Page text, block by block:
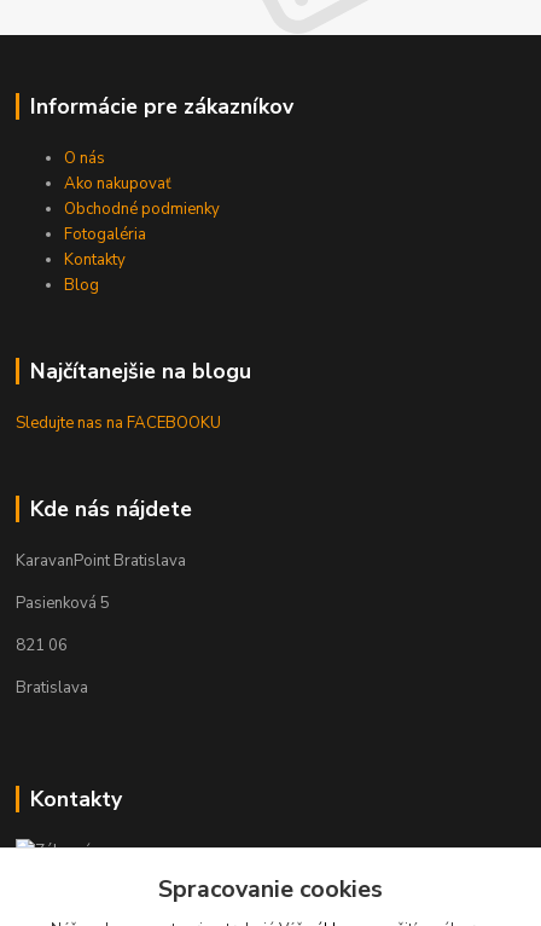
Informácie pre zákazníkov
O nás
Ako nakupovať
Obchodné podmienky
Fotogaléria
Kontakty
Blog
Najčítanejšie na blogu
Sledujte nas na FACEBOOKU
Kde nás nájdete
KaravanPoint Bratislava
Pasienková 5
821 06
Bratislava
Kontakty
Zákaznícka podpora KaravanPoint
+421902309993
(Po-Pia, 9-18 hod.)
Spracovanie cookies